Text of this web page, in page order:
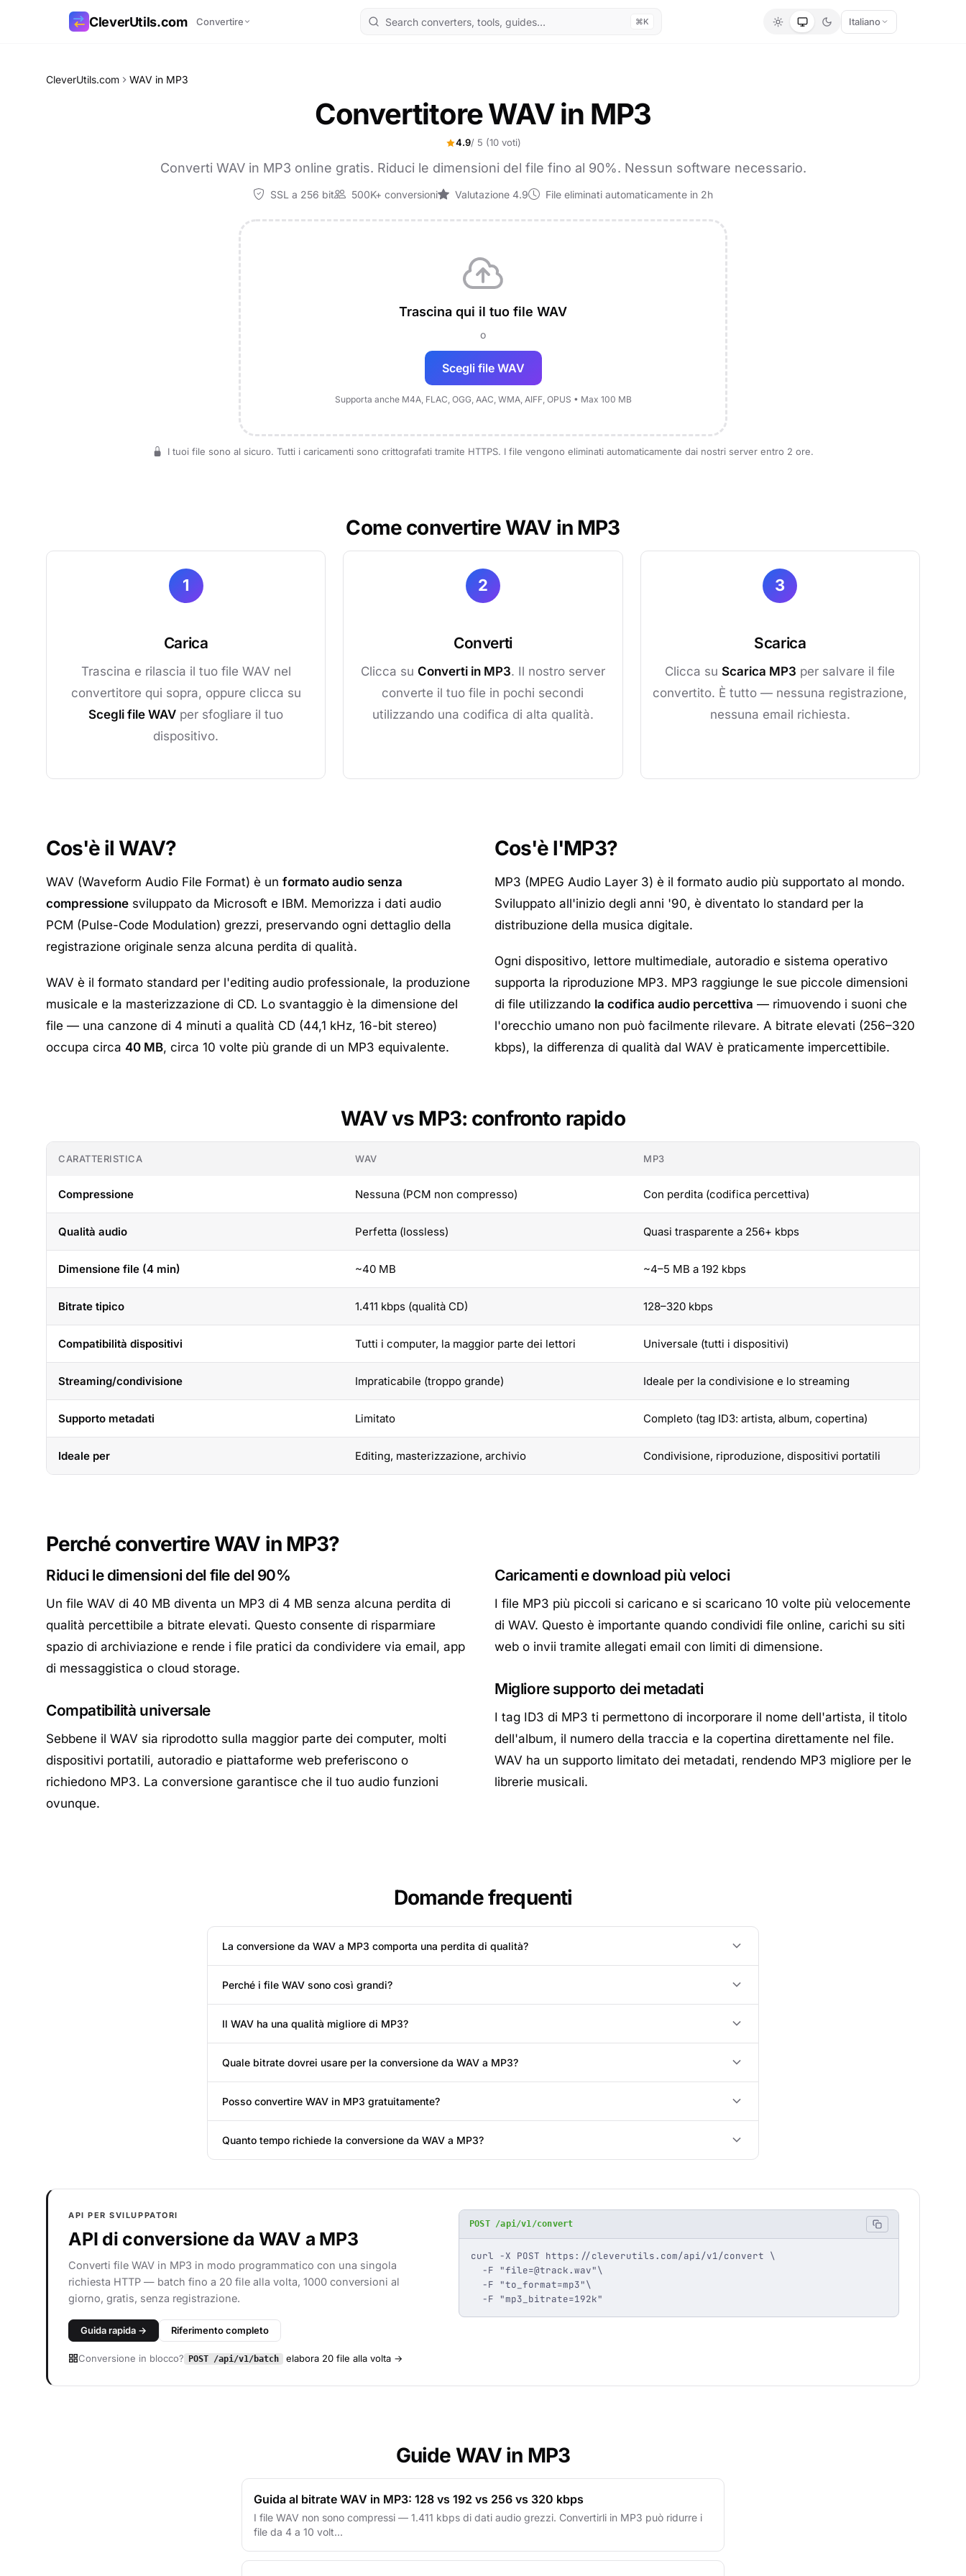
CleverUtils.com Convertire ⌘K Italiano
CleverUtils.com WAV in MP3
Convertitore WAV in MP3
4.9/ 5 (10 voti)
Converti WAV in MP3 online gratis. Riduci le dimensioni del file fino al 90%. Nessun software necessario.
SSL a 256 bit 500K+ conversioni Valutazione 4.9 File eliminati automaticamente in 2h
Trascina qui il tuo file WAV
o
Scegli file WAV
Supporta anche M4A, FLAC, OGG, AAC, WMA, AIFF, OPUS • Max 100 MB
I tuoi file sono al sicuro. Tutti i caricamenti sono crittografati tramite HTTPS. I file vengono eliminati automaticamente dai nostri server entro 2 ore.
Come convertire WAV in MP3
1
Carica
Trascina e rilascia il tuo file WAV nel
convertitore qui sopra, oppure clicca su
Scegli file WAV per sfogliare il tuo
dispositivo.
2
Converti
Clicca su Converti in MP3. Il nostro server
converte il tuo file in pochi secondi
utilizzando una codifica di alta qualità.
3
Scarica
Clicca suScarica MP3 per salvare il file
convertito. È tutto — nessuna registrazione,
nessuna email richiesta.
Cos'è il WAV?
WAV (Waveform Audio File Format) è un formato audio senza
compressione sviluppato da Microsoft e IBM. Memorizza i dati audio
PCM (Pulse-Code Modulation) grezzi, preservando ogni dettaglio della
registrazione originale senza alcuna perdita di qualità.
WAV è il formato standard per l'editing audio professionale, la produzione
musicale e la masterizzazione di CD. Lo svantaggio è la dimensione del
file — una canzone di 4 minuti a qualità CD (44,1 kHz, 16-bit stereo)
occupa circa 40 MB, circa 10 volte più grande di un MP3 equivalente.
Cos'è l'MP3?
MP3 (MPEG Audio Layer 3) è il formato audio più supportato al mondo.
Sviluppato all'inizio degli anni '90, è diventato lo standard per la
distribuzione della musica digitale.
Ogni dispositivo, lettore multimediale, autoradio e sistema operativo
supporta la riproduzione MP3. MP3 raggiunge le sue piccole dimensioni
di file utilizzando la codifica audio percettiva — rimuovendo i suoni che
l'orecchio umano non può facilmente rilevare. A bitrate elevati (256–320
kbps), la differenza di qualità dal WAV è praticamente impercettibile.
WAV vs MP3: confronto rapido
CARATTERISTICA WAV MP3
Compressione Nessuna (PCM non compresso) Con perdita (codifica percettiva)
Qualità audio Perfetta (lossless) Quasi trasparente a 256+ kbps
Dimensione file (4 min) ~40 MB ~4–5 MB a 192 kbps
Bitrate tipico 1.411 kbps (qualità CD) 128–320 kbps
Compatibilità dispositivi Tutti i computer, la maggior parte dei lettori Universale (tutti i dispositivi)
Streaming/condivisione Impraticabile (troppo grande) Ideale per la condivisione e lo streaming
Supporto metadati Limitato Completo (tag ID3: artista, album, copertina)
Ideale per Editing, masterizzazione, archivio Condivisione, riproduzione, dispositivi portatili
Perché convertire WAV in MP3?
Riduci le dimensioni del file del 90%
Un file WAV di 40 MB diventa un MP3 di 4 MB senza alcuna perdita di
qualità percettibile a bitrate elevati. Questo consente di risparmiare
spazio di archiviazione e rende i file pratici da condividere via email, app
di messaggistica o cloud storage.
Compatibilità universale
Sebbene il WAV sia riprodotto sulla maggior parte dei computer, molti
dispositivi portatili, autoradio e piattaforme web preferiscono o
richiedono MP3. La conversione garantisce che il tuo audio funzioni
ovunque.
Caricamenti e download più veloci
I file MP3 più piccoli si caricano e si scaricano 10 volte più velocemente
di WAV. Questo è importante quando condividi file online, carichi su siti
web o invii tramite allegati email con limiti di dimensione.
Migliore supporto dei metadati
I tag ID3 di MP3 ti permettono di incorporare il nome dell'artista, il titolo
dell'album, il numero della traccia e la copertina direttamente nel file.
WAV ha un supporto limitato dei metadati, rendendo MP3 migliore per le
librerie musicali.
Domande frequenti
La conversione da WAV a MP3 comporta una perdita di qualità?
Perché i file WAV sono così grandi?
Il WAV ha una qualità migliore di MP3?
Quale bitrate dovrei usare per la conversione da WAV a MP3?
Posso convertire WAV in MP3 gratuitamente?
Quanto tempo richiede la conversione da WAV a MP3?
API PER SVILUPPATORI
API di conversione da WAV a MP3
Converti file WAV in MP3 in modo programmatico con una singola
richiesta HTTP — batch fino a 20 file alla volta, 1000 conversioni al
giorno, gratis, senza registrazione.
Guida rapida → Riferimento completo
Conversione in blocco? POST /api/v1/batch elabora 20 file alla volta →
POST /api/v1/convert
curl -X POST https://cleverutils.com/api/v1/convert \
  -F "
file=@track.wav"\
  -F "to_format=mp3"\
  -F "mp3_bitrate=192k"
Guide WAV in MP3
Guida al bitrate WAV in MP3: 128 vs 192 vs 256 vs 320 kbps
I file WAV non sono compressi — 1.411 kbps di dati audio grezzi. Convertirli in MP3 può ridurre i
file da 4 a 10 volt...